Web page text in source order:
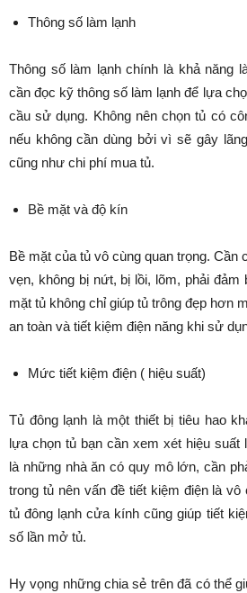
Thông số làm lạnh
Thông số làm lạnh chính là khả năng
cần đọc kỹ thông số làm lạnh để lựa
cầu sử dụng. Không nên chọn tủ có
nếu không cần dùng bởi vì sẽ gây
cũng như chi phí mua tủ.
Bề mặt và độ kín
Bề mặt của tủ vô cùng quan trọng. Cần
vẹn, không bị nứt, bị lồi, lõm, phải đảm
mặt tủ không chỉ giúp tủ trông đẹp hơn
an toàn và tiết kiệm điện năng khi sử
Mức tiết kiệm điện ( hiệu suất)
Tủ đông lạnh là một thiết bị tiêu hao
lựa chọn tủ bạn cần xem xét hiệu
là những nhà ăn có quy mô lớn, cần
trong tủ nên vấn đề tiết kiệm điện là
tủ đông lạnh cửa kính cũng giúp tiết
số lần mở tủ.
Hy vọng những chia sẻ trên đã có thể